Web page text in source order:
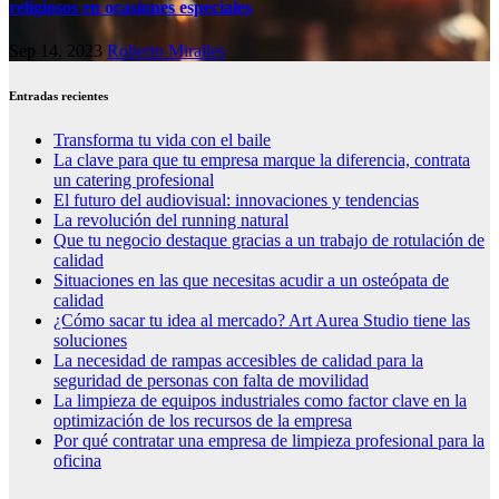
religiosos en ocasiones especiales
Sep 14, 2023 Roberto Miralles
Entradas recientes
Transforma tu vida con el baile
La clave para que tu empresa marque la diferencia, contrata
un catering profesional
El futuro del audiovisual: innovaciones y tendencias
La revolución del running natural
Que tu negocio destaque gracias a un trabajo de rotulación de
calidad
Situaciones en las que necesitas acudir a un osteópata de
calidad
¿Cómo sacar tu idea al mercado? Art Aurea Studio tiene las
soluciones
La necesidad de rampas accesibles de calidad para la
seguridad de personas con falta de movilidad
La limpieza de equipos industriales como factor clave en la
optimización de los recursos de la empresa
Por qué contratar una empresa de limpieza profesional para la
oficina